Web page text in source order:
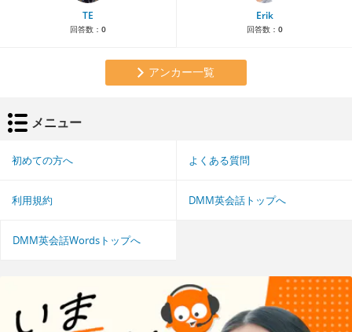
TE
回答数： 0
Erik
回答数： 0
アンカー一覧
メニュー
初めての方へ よくある質問
利用規約 DMM英会話トップへ
DMM英会話Wordsトップへ